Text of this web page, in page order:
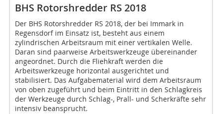
BHS Rotorshredder RS 2018
Der BHS Rotorshredder RS 2018, der bei Immark in
Regensdorf im Einsatz ist, besteht aus einem
zylindrischen Arbeitsraum mit einer vertikalen Welle.
Daran sind paarweise Arbeitswerkzeuge übereinander
angeordnet. Durch die Fliehkraft werden die
Arbeitswerkzeuge horizontal ausgerichtet und
stabilisiert. Das Aufgabematerial wird dem Arbeitsraum
von oben zugeführt und beim Eintritt in den Schlagkreis
der Werkzeuge durch Schlag-, Prall- und Scherkräfte sehr
intensiv beansprucht.